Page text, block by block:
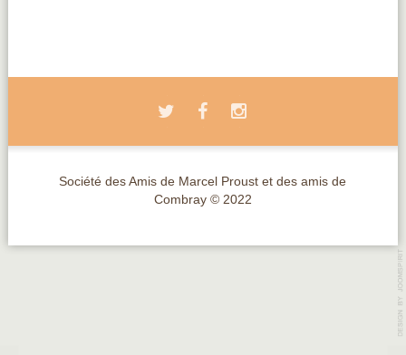
Société des Amis de Marcel Proust et des amis de
Combray © 2022